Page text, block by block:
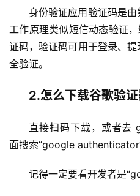
身份验证应用验证码是由
工作原理类似短信动态验证
证码，验证码可用于登录、
全验证。
2.怎么下载谷歌验证
直接扫码下载，或者去
面搜索“google authenticator”
记得一定要看开发者是